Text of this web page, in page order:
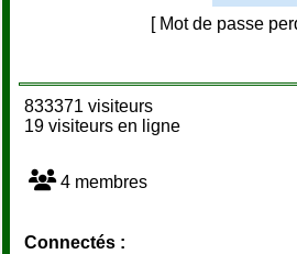
[ Mot de passe
833371 visiteurs
19 visiteurs en ligne
4 membres
Connectés :